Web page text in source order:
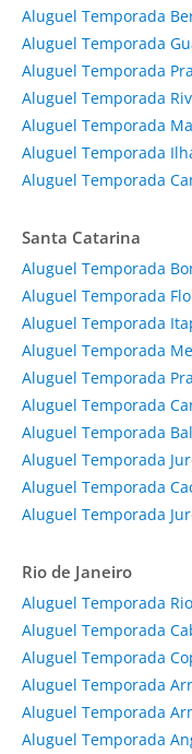
Aluguel Temporada
Aluguel Temporada
Aluguel Temporada
Aluguel Temporada
Aluguel Temporada
Aluguel Temporada
Aluguel Temporada
Santa Catarina
Aluguel Temporada
Aluguel Temporada
Aluguel Temporada
Aluguel Temporada
Aluguel Temporada
Aluguel Temporada
Aluguel Temporada
Aluguel Temporada
Aluguel Temporada
Aluguel Temporada
Rio de Janeiro
Aluguel Temporada
Aluguel Temporada
Aluguel Temporada
Aluguel Temporada
Aluguel Temporada
Aluguel Temporada